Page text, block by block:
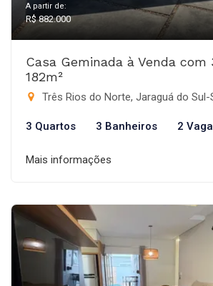
A partir de:
R$ 882.000
Casa Geminada à Venda com
182m²
Três Rios do Norte, Jaraguá do Sul-
3 Quartos 3 Banheiros 2
Mais informações